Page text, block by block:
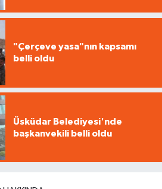
"Çerçeve yasa"nın kapsamı
belli oldu
Üsküdar Belediyesi'nde
başkanvekili belli oldu